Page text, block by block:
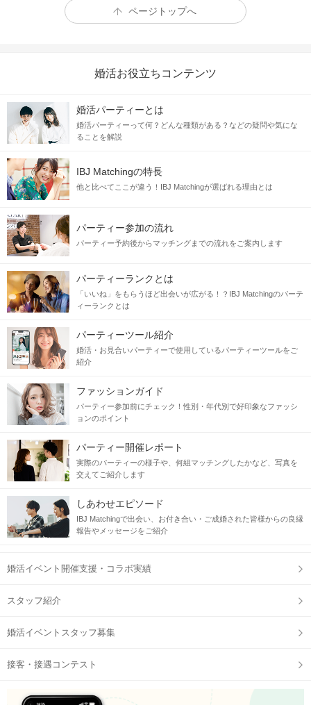
ページトップへ
婚活お役立ちコンテンツ
婚活パーティーとは
婚活パーティーって何？どんな種類がある？などの疑問や気にな
ることを解説
IBJ Matchingの特長
他と比べてここが違う！IBJ Matchingが選ばれる理由とは
パーティー参加の流れ
パーティー予約後からマッチングまでの流れをご案内します
パーティーランクとは
「いいね」をもらうほど出会いが広がる！？IBJ Matchingのパーテ
ィーランクとは
パーティーツール紹介
婚活・お見合いパーティーで使用しているパーティーツールをご
紹介
ファッションガイド
パーティー参加前にチェック！性別・年代別で好印象なファッシ
ョンのポイント
パーティー開催レポート
実際のパーティーの様子や、何組マッチングしたかなど、写真を
交えてご紹介します
しあわせエピソード
IBJ Matchingで出会い、お付き合い・ご成婚された皆様からの良縁
報告やメッセージをご紹介
婚活イベント開催支援・コラボ実績
スタッフ紹介
婚活イベントスタッフ募集
接客・接遇コンテスト